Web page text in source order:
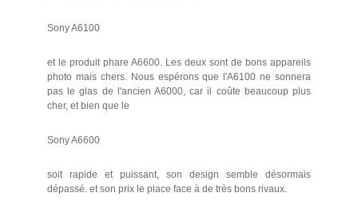
Sony A6100
et le produit phare A6600. Les deux sont de bons appareils
photo mais chers. Nous espérons que l'A6100 ne sonnera
pas le glas de l'ancien A6000, car il coûte beaucoup plus
cher, et bien que le
Sony A6600
soit rapide et puissant, son design semble désormais
dépassé. et son prix le place face à de très bons rivaux.